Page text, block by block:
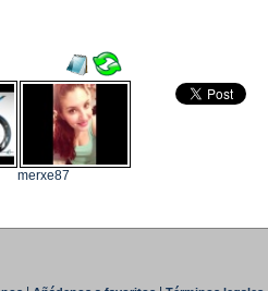
merxe87